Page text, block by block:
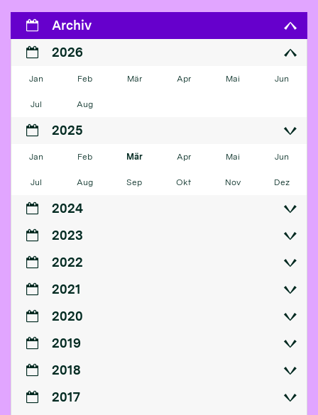
Archiv
2026
Jan Feb Mär Apr Mai Jun
Jul Aug
2025
Jan Feb Mär Apr Mai Jun
Jul Aug Sep Okt Nov Dez
2024
2023
2022
2021
2020
2019
2018
2017